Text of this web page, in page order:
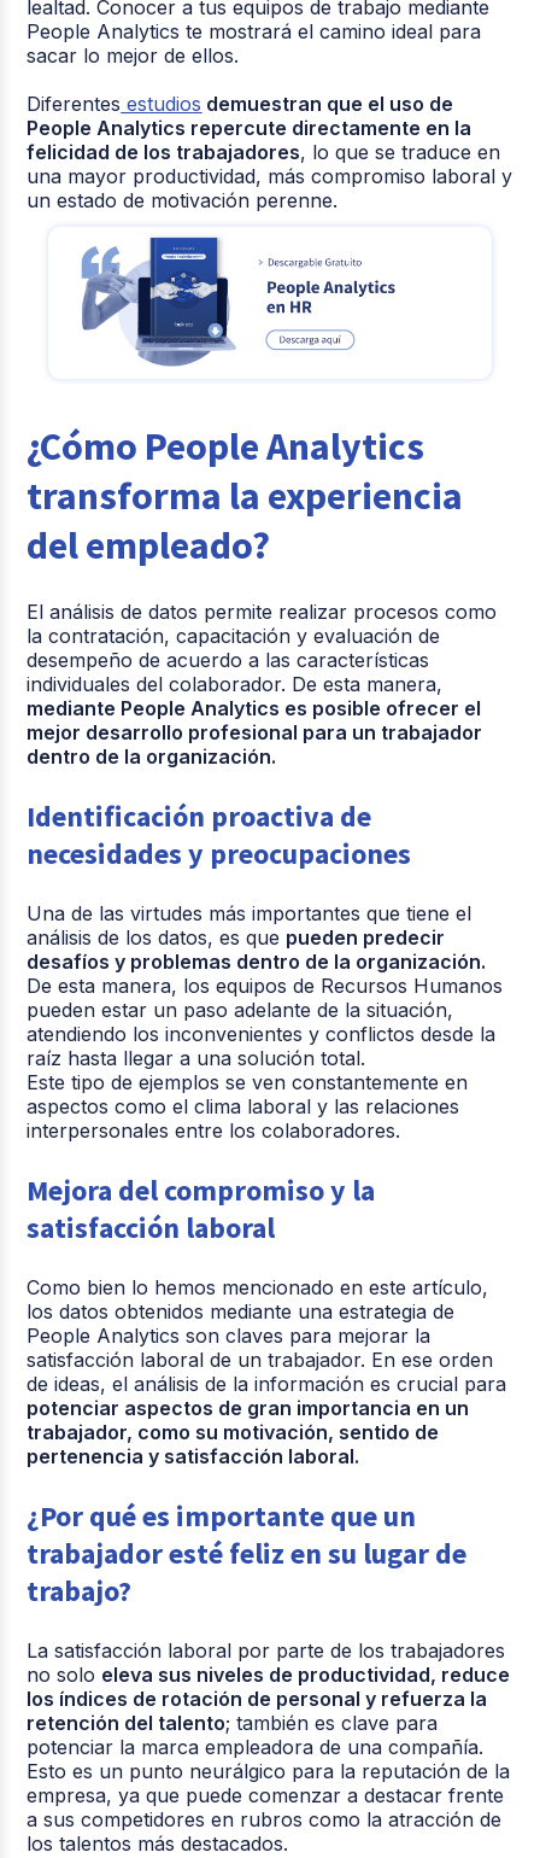
lealtad. Conocer a tus equipos de trabajo mediante
People Analytics te mostrará el camino ideal para
sacar lo mejor de ellos.
Diferentes estudios demuestran que el uso de
People Analytics repercute directamente en la
felicidad de los trabajadores, lo que se traduce en
una mayor productividad, más compromiso laboral y
un estado de motivación perenne.
¿Cómo People Analytics
transforma la experiencia
del empleado?
El análisis de datos permite realizar procesos como
la contratación, capacitación y evaluación de
desempeño de acuerdo a las características
individuales del colaborador. De esta manera,
mediante People Analytics es posible ofrecer el
mejor desarrollo profesional para un trabajador
dentro de la organización.
Identificación proactiva de
necesidades y preocupaciones
Una de las virtudes más importantes que tiene el
análisis de los datos, es que pueden predecir
desafíos y problemas dentro de la organización.
De esta manera, los equipos de Recursos Humanos
pueden estar un paso adelante de la situación,
atendiendo los inconvenientes y conflictos desde la
raíz hasta llegar a una solución total.
Este tipo de ejemplos se ven constantemente en
aspectos como el clima laboral y las relaciones
interpersonales entre los colaboradores.
Mejora del compromiso y la
satisfacción laboral
Como bien lo hemos mencionado en este artículo,
los datos obtenidos mediante una estrategia de
People Analytics son claves para mejorar la
satisfacción laboral de un trabajador. En ese orden
de ideas, el análisis de la información es crucial para
potenciar aspectos de gran importancia en un
trabajador, como su motivación, sentido de
pertenencia y satisfacción laboral.
¿Por qué es importante que un
trabajador esté feliz en su lugar de
trabajo?
La satisfacción laboral por parte de los trabajadores
no solo eleva sus niveles de productividad, reduce
los índices de rotación de personal y refuerza la
retención del talento; también es clave para
potenciar la marca empleadora de una compañía.
Esto es un punto neurálgico para la reputación de la
empresa, ya que puede comenzar a destacar frente
a sus competidores en rubros como la atracción de
los talentos más destacados.